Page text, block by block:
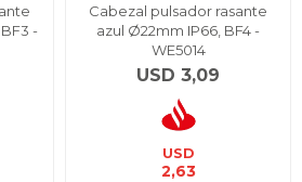
-
Cabezal pulsador rasante
azul Ø22mm IP66, BF4 -
WE5014
USD 3,09
USD
2,63